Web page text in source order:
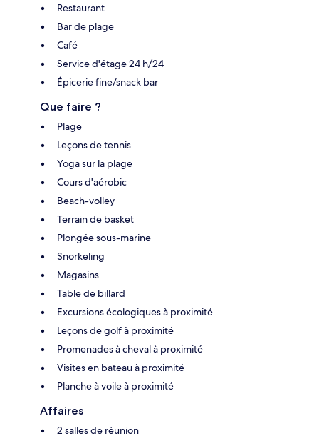
Restaurant
Bar de plage
Café
Service d'étage 24 h/24
Épicerie fine/snack bar
Que faire ?
Plage
Leçons de tennis
Yoga sur la plage
Cours d'aérobic
Beach-volley
Terrain de basket
Plongée sous-marine
Snorkeling
Magasins
Table de billard
Excursions écologiques à proximité
Leçons de golf à proximité
Promenades à cheval à proximité
Visites en bateau à proximité
Planche à voile à proximité
Affaires
2 salles de réunion